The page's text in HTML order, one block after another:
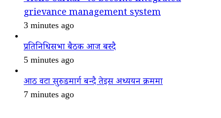
grievance management system
3 minutes ago
प्रतिनिधिसभा बैठक आज बस्दै
5 minutes ago
आठ वटा सुरुङमार्ग बन्दै तेइस अध्ययन क्रममा
7 minutes ago